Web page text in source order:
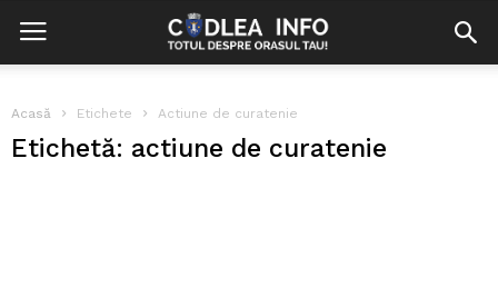
Acasă Etichete Actiune de curatenie
Etichetă: actiune de curatenie